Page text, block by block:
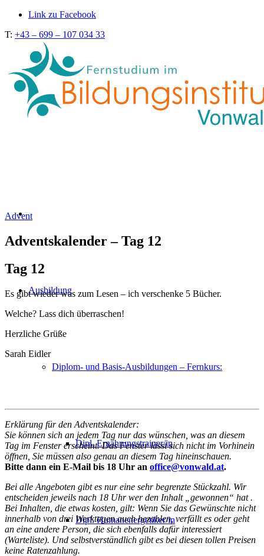
Link zu Facebook
T: +43 – 699 – 107 034 33
Ausbildung
Diplom- und Basis-Ausbildungen – Fernkurs:
Dipl. Ernährungstrainer/in
Dipl. Humanenergetiker/in
Advent
Adventskalender – Tag 12
Tag 12
Es gibt wieder was zum Lesen – ich verschenke 5 Bücher.
Welche? Lass dich überraschen!
Herzliche Grüße
Sarah Eidler
Erklärung für den Adventskalender:
Sie können sich an jedem Tag nur das wünschen, was an diesem
Tag im Fenster erscheint. Das Fenster lässt sich nicht im Vorhinein
öffnen, Sie müssen also genau an diesem Tag hineinschauen.
Bitte dann ein E-Mail bis 18 Uhr an office@vonwald.at.
Bei alle Angeboten gibt es nur eine sehr begrenzte Stückzahl. Wir
entscheiden jeweils nach 18 Uhr wer den Inhalt „gewonnen“ hat .
Bei Inhalten, die etwas kosten, gilt: Wenn Sie das Gewünschte nicht
innerhalb von drei Werktagen auch bezahlen, verfällt es oder geht
an eine andere Person, die sich ebenfalls dafür interessiert
(Warteliste). Und selbstverständlich gibt es bei diesen tollen Preisen
keine Ratenzahlung.